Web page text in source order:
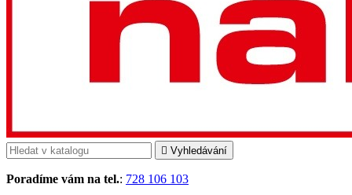
 Vyhledávání
Poradíme vám na tel.: 728 106 103